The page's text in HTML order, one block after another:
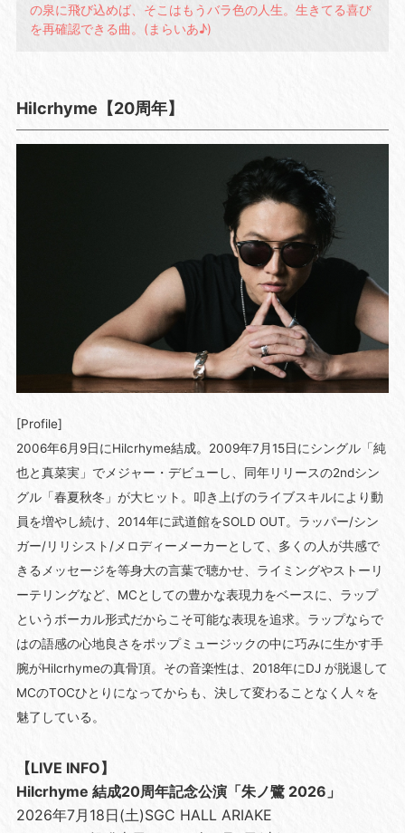
の泉に飛び込めば、そこはもうバラ色の人生。生きてる喜び
を再確認できる曲。(まらいあ♪)
Hilcrhyme【20周年】
[Profile]
2006年6月9日にHilcrhyme結成。2009年7月15日にシングル「純
也と真菜実」でメジャー・デビューし、同年リリースの2ndシン
グル「春夏秋冬」が大ヒット。叩き上げのライブスキルにより動
員を増やし続け、2014年に武道館をSOLD OUT。ラッパー/シン
ガー/リリシスト/メロディーメーカーとして、多くの人が共感で
きるメッセージを等身大の言葉で聴かせ、ライミングやストーリ
ーテリングなど、MCとしての豊かな表現力をベースに、ラップ
というボーカル形式だからこそ可能な表現を追求。ラップならで
はの語感の心地良さをポップミュージックの中に巧みに生かす手
腕がHilcrhymeの真骨頂。その音楽性は、2018年にDJ が脱退して
MCのTOCひとりになってからも、決して変わることなく人々を
魅了している。
【LIVE INFO】
Hilcrhyme 結成20周年記念公演「朱ノ鷺 2026」
2026年7月18日(土)SGC HALL ARIAKE